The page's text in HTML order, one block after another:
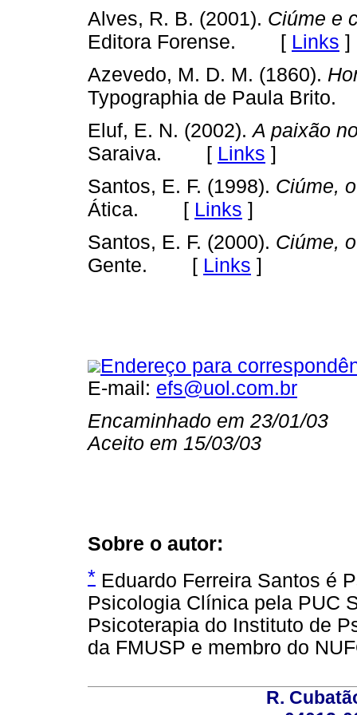
Alves, R. B. (2001). Ciúme e
Editora Forense. [ Links ]
Azevedo, M. D. M. (1860).
Typographia de Paula Brito.
Eluf, E. N. (2002).A paixão
Saraiva. [ Links ]
Santos, E. F. (1998). Ciúme,
Ática. [ Links ]
Santos, E. F. (2000). Ciúme,
Gente. [ Links ]
Endereço para
E-mail: efs@uol.com.br
Encaminhado em 23/01/03
Aceito em 15/03/03
Sobre o autor:
* Eduardo Ferreira Santos é
Psicologia Clínica pela PUC
Psicoterapia do Instituto de
da FMUSP e membro do
R.